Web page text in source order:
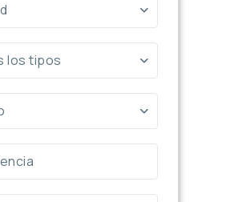
los tipos